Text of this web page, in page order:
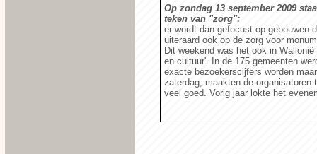
Op zondag 13 september 2009
teken van "zorg":
er wordt dan gefocust op gebouwen
uiteraard ook op de zorg voor
Dit weekend was het ook in
en cultuur'. In de 175 gemeenten
exacte bezoekerscijfers worden
zaterdag, maakten de
veel goed. Vorig jaar lokte het